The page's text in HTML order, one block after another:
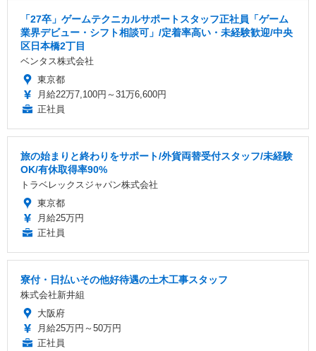
「27卒」ゲームテクニカルサポートスタッフ正社員「ゲーム
業界デビュー・シフト相談可」/定着率高い・未経験歓迎/中央
区日本橋2丁目
ベンタス株式会社
東京都
月給22万7,100円～31万6,600円
正社員
旅の始まりと終わりをサポート/外貨両替受付スタッフ/未経験
OK/有休取得率90%
トラベレックスジャパン株式会社
東京都
月給25万円
正社員
寮付・日払いその他好待遇の土木工事スタッフ
株式会社新井組
大阪府
月給25万円～50万円
正社員